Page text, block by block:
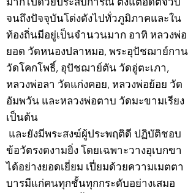
จนถึงปัจจุบันโด่งดังไปทั่วภูมิภาคและใน
ท้องถิ่นมีอยู่เป็นจำนวนมาก อาทิ หลวงพ่อ
ยอด วัดหนองปลาหมอ, พระอุปัชฌาย์กาน
วัดโคกโพธิ์, อุปัชฌาย์ตัน วัดอู่ตะเภา,
หลวงพ่อลา วัดแก่งคอย, หลวงพ่อย้อย วัด
อัมพวัน และหลวงพ่อตาบ วัดมะขามเรียง
เป็นต้น
และยังมีพระสงฆ์ผู้ประพฤติดี ปฏิบัติชอบ
ข้อวัตรงดงามยิ่ง โดยเฉพาะวางอุเบกขา
ได้อย่างยอดเยี่ยม เปี่ยมด้วยความเมตตา
บารมีแก่คนทุกชั้นทุกกระดับอย่างเสมอ